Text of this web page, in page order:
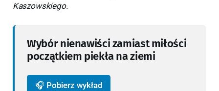
Kaszowskiego.
Wybór nienawiści zamiast miłości
początkiem piekła na ziemi
🎧 Pobierz wykład